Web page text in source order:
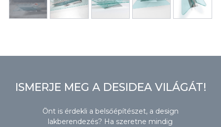
ISMERJE MEG A DESIDEA VILÁGÁT!
Önt is érdekli a belsőépítészet, a design
lakberendezés? Ha szeretne mindig